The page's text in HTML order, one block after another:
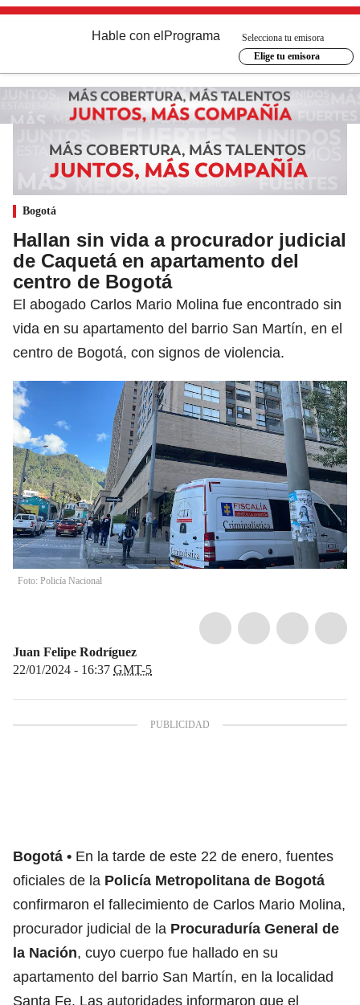
Hable con el Programa
Selecciona tu emisora
Elige tu emisora
Bogotá
Hallan sin vida a procurador judicial
de Caquetá en apartamento del
centro de Bogotá
El abogado Carlos Mario Molina fue encontrado sin
vida en su apartamento del barrio San Martín, en el
centro de Bogotá, con signos de violencia.
Foto: Policía Nacional
Juan Felipe Rodríguez
22/01/2024 - 16:37 GMT-5
Bogotá
En la tarde de este 22 de enero, fuentes
oficiales de la Policía Metropolitana de Bogotá
confirmaron el fallecimiento de Carlos Mario Molina,
procurador judicial de la Procuraduría General de
la Nación, cuyo cuerpo fue hallado en su
apartamento del barrio San Martín, en la localidad
Santa Fe. Las autoridades informaron que el